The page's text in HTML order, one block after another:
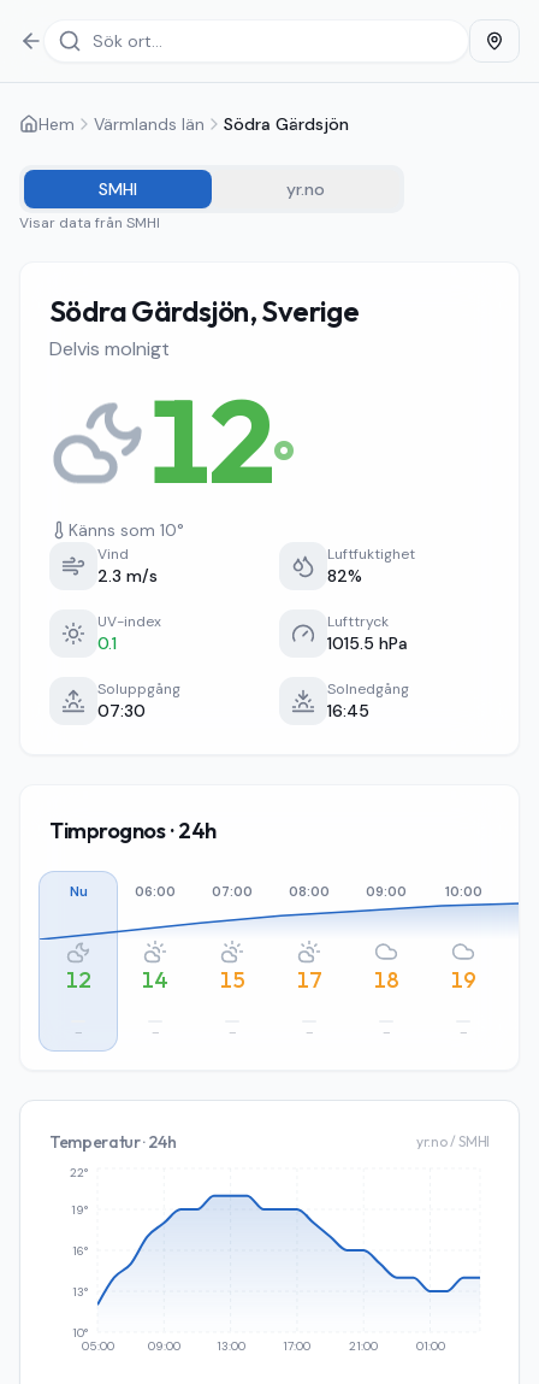
Hem Värmlands län Södra Gärdsjön
SMHI yr.no
Visar data från SMHI
Södra Gärdsjön, Sverige
Delvis molnigt
12°
Känns som 10°
Vind
2.3 m/s
Luftfuktighet
82%
UV-index
0.1
Lufttryck
1015.5 hPa
Soluppgång
07:30
Solnedgång
16:45
Timprognos · 24h
Nu
12
–
06:00
14
–
07:00
15
–
08:00
17
–
09:00
18
–
10:00
19
–
Temperatur · 24h yr.no / SMHI
05:00 09:00 13:00 17:00 21:00 01:00
10°
13°
16°
19°
22°